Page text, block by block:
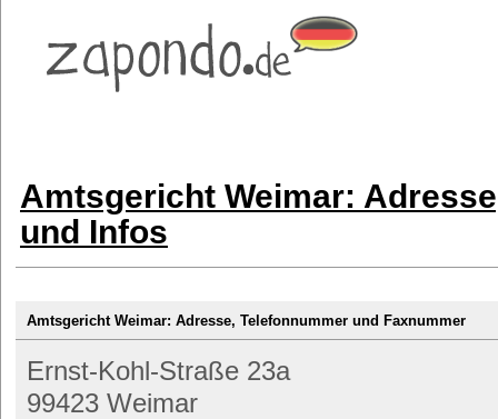
Amtsgericht Weimar:
und Infos
Amtsgericht Weimar: Adresse, Telefonnummer und Faxnummer
Ernst-Kohl-Straße 23a
99423 Weimar